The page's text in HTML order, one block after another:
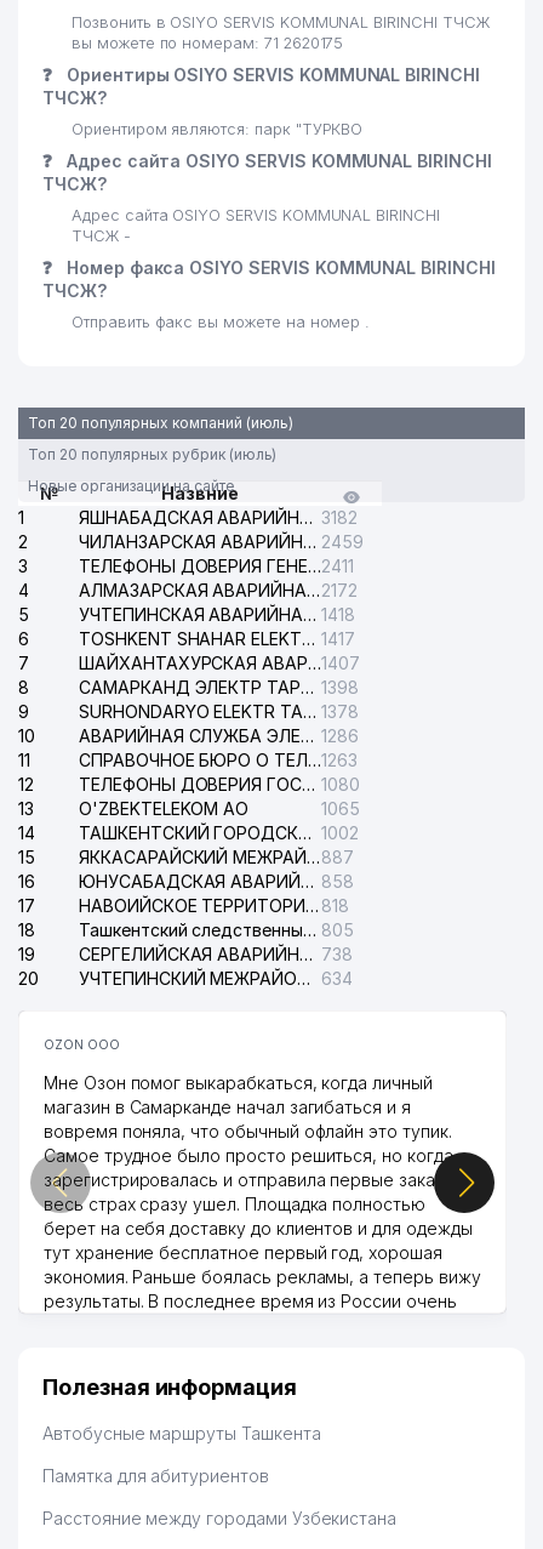
Позвонить в OSIYO SERVIS KOMMUNAL BIRINCHI ТЧСЖ
вы можете по номерам: 71 2620175
❓
Ориентиры OSIYO SERVIS KOMMUNAL BIRINCHI
ТЧСЖ?
Ориентиром являются: парк "ТУРКВО
❓
Адрес сайта OSIYO SERVIS KOMMUNAL BIRINCHI
ТЧСЖ?
Адрес сайта OSIYO SERVIS KOMMUNAL BIRINCHI
ТЧСЖ -
❓
Номер факса OSIYO SERVIS KOMMUNAL BIRINCHI
ТЧСЖ?
Отправить факс вы можете на номер .
Топ 20 популярных компаний (июль)
Топ 20 популярных рубрик (июль)
Новые организации на сайте
№
Назвние
1
ЯШНАБАДСКАЯ АВАРИЙНАЯ СЛУЖБА ЭЛЕКТРОСЕТИ 3182
2
ЧИЛАНЗАРСКАЯ АВАРИЙНАЯ СЛУЖБА ЭЛЕКТРОСЕТИ 2459
3
ТЕЛЕФОНЫ ДОВЕРИЯ ГЕНЕРАЛЬНОЙ ПРОКУРАТУРЫ РЕСПУБЛИКИ УЗБЕКИСТАН2411
4
АЛМАЗАРСКАЯ АВАРИЙНАЯ СЛУЖБА ЭЛЕКТРОСЕТИ2172
5
УЧТЕПИНСКАЯ АВАРИЙНАЯ СЛУЖБА ЭЛЕКТРОСЕТИ 1418
6
TOSHKENT SHAHAR ELEKTR TARMOQLARI KORXONASI АО 1417
7
ШАЙХАНТАХУРСКАЯ АВАРИЙНАЯ СЛУЖБА ЭЛЕКТРОСЕТИ1407
8
САМАРКАНД ЭЛЕКТР ТАРМОКЛАРИ АО 1398
9
SURHONDARYO ELEKTR TARMOKLARI АО 1378
10
АВАРИЙНАЯ СЛУЖБА ЭЛЕКТРОСЕТИ ТАШКЕНТСКОГО РАЙОНА 1286
11
СПРАВОЧНОЕ БЮРО О ТЕЛЕФОНАХ ОРГАНИЗАЦИЙ г. ТАШКЕНТА1263
12
ТЕЛЕФОНЫ ДОВЕРИЯ ГОСУДАРСТВЕННОГО ЦЕНТРА ТЕСТИРОВАНИЯ 1080
13
O'ZBEKTELEKOM АО
1065
14
ТАШКЕНТСКИЙ ГОРОДСКОЙ СУД ПО ГРАЖДАНСКИМ ДЕЛАМ 1002
15
ЯККАСАРАЙСКИЙ МЕЖРАЙОННЫЙ СУД ПО ГРАЖДАНСКИМ ДЕЛАМ887
16
ЮНУСАБАДСКАЯ АВАРИЙНАЯ СЛУЖБА ЭЛЕКТРОСЕТИ 858
17
НАВОИЙСКОЕ ТЕРРИТОРИАЛЬНОЕ ПРЕДПРИЯТИЕ ЭЛЕКТРОСЕТИ АО 818
18
Ташкентский следственный изолятор 805
19
СЕРГЕЛИЙСКАЯ АВАРИЙНАЯ СЛУЖБА ЭЛЕКТРОСЕТИ 738
20
УЧТЕПИНСКИЙ МЕЖРАЙОННЫЙ СУД ПО ГРАЖДАНСКИМ ДЕЛАМ 634
OZON ООО
Мне Озон помог выкарабкаться, когда личный
магазин в Самарканде начал загибаться и я
вовремя поняла, что обычный офлайн это тупик.
Самое трудное было просто решиться, но когда
зарегистрировалась и отправила первые заказы,
весь страх сразу ушел. Площадка полностью
берет на себя доставку до клиентов и для одежды
тут хранение бесплатное первый год, хорошая
экономия. Раньше боялась рекламы, а теперь вижу
результаты. В последнее время из России очень
Hamida 03.08.2026 12:45:39
Полезная информация
Автобусные маршруты Ташкента
Памятка для абитуриентов
Расстояние между городами Узбекистана